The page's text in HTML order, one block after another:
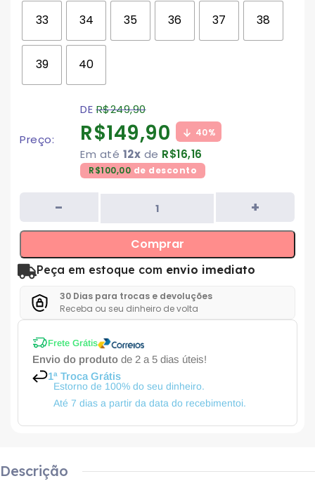
33 34 35 36 37 38
39 40
Preço:
DER$249,90
R$149,90 40%
Em até 12x de R$16,16
R$100,00 de desconto
Comprar
Peça em estoque com envio imediato
30 Dias para trocas e devoluções
Receba ou seu dinheiro de volta
Frete Grátis
Envio do produto de 2 a 5 dias úteis!
1ª Troca Grátis
Estorno de 100% do seu dinheiro.
Até 7 dias a partir da data do recebimentoi.
Descrição